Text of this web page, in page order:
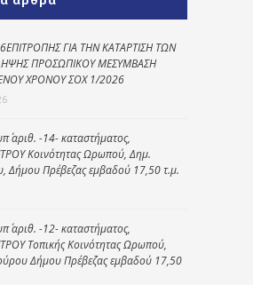
ΓΙΑ ΤΗΝ ΚΑΤΑΡΤΙΣΗ ΤΩΝ
ΠΡΟΣΩΠΙΚΟΥ ΜΕΣΥΜΒΑΣΗ
ΧΡΟΝΟΥ ΣΟΧ 1/2026
αριθ. -14- καταστήματος,
Κοινότητας Ωρωπού, Δημ.
Δήμου Πρέβεζας εμβαδού 17,50 τ.μ.
αριθ. -12- καταστήματος,
Τοπικής Κοινότητας Ωρωπού,
Δήμου Πρέβεζας εμβαδού 17,50